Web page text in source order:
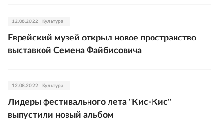
12.08.2022 Культура
Еврейский музей открыл новое пространство
выставкой Семена Файбисовича
12.08.2022 Культура
Лидеры фестивального лета "Кис-Кис"
выпустили новый альбом